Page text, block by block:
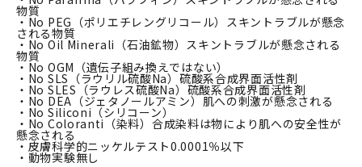
物質
・No PEG（ポリエチレングリコール）スキントラブルが懸念
される物質
・No Oil Minerali（石油鉱物）スキントラブルが懸念される
物質
・No OGM（遺伝子組み換えではない）
・No SLS（ラウリル硫酸Na）硫酸系合成界面活性剤
・No SLES（ラウレス硫酸Na）硫酸系合成界面活性剤
・No DEA（ジェタノールアミン）肌への刺激が懸念される
・No Siliconi（シリコーン）
・No Coloranti（染料）合成染料は物により肌への安全性が
懸念される
・皮膚科学的ニッケルテスト0.0001％以下
・動物実験無し